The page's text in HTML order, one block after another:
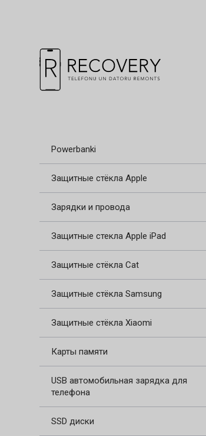
Powerbanki
Защитные стёкла Apple
Зарядки и провода
Защитные стекла Apple iPad
Защитные стёкла Cat
Защитные стёкла Samsung
Защитные стёкла Xiaomi
Карты памяти
USB автомобильная зарядка для
телефона
SSD диски